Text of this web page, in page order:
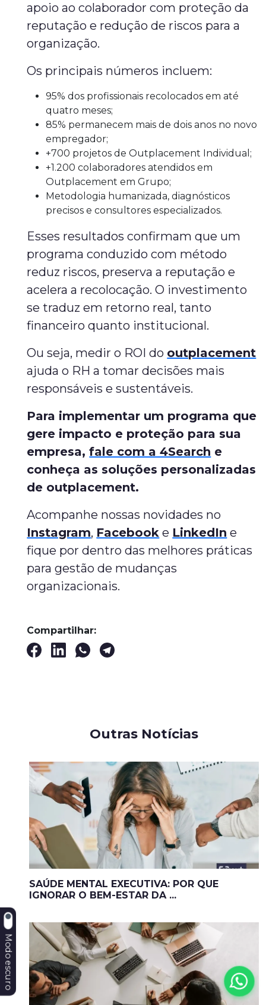
apoio ao colaborador com proteção da
reputação e redução de riscos para a
organização.
Os principais números incluem:
95% dos profissionais recolocados em até
quatro meses;
85% permanecem mais de dois anos no novo
empregador;
+700 projetos de Outplacement Individual;
+1.200 colaboradores atendidos em
Outplacement em Grupo;
Metodologia humanizada, diagnósticos
precisos e consultores especializados.
Esses resultados confirmam que um
programa conduzido com método
reduz riscos, preserva a reputação e
acelera a recolocação. O investimento
se traduz em retorno real, tanto
financeiro quanto institucional.
Ou seja, medir o ROI do outplacement
ajuda o RH a tomar decisões mais
responsáveis e sustentáveis.
Para implementar um programa que
gere impacto e proteção para sua
empresa,fale com a 4Search e
conheça as soluções personalizadas
de outplacement.
Acompanhe nossas novidades no
Instagram, Facebook e LinkedIn e
fique por dentro das melhores práticas
para gestão de mudanças
organizacionais.
Compartilhar:
Modo escuro
Outras Notícias
SAÚDE MENTAL EXECUTIVA: POR QUE
IGNORAR O BEM-ESTAR DA ...